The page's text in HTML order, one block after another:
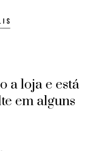
a loja e está
em alguns